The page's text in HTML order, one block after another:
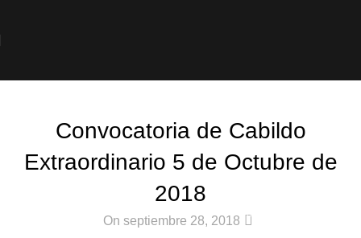
Convocatoria de Cabildo
Extraordinario 5 de Octubre de
2018
On septiembre 28, 2018 0